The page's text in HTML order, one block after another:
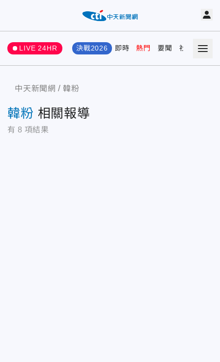
LIVE 24HR 決戰2026 即時 熱門 要聞 社會 娛樂
中天新聞網 韓粉
韓粉 相關報導
有 8 項結果